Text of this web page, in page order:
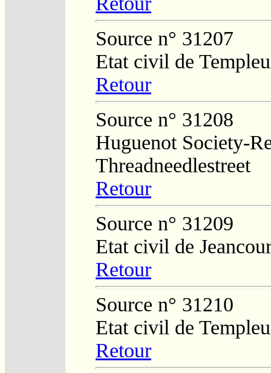
Source n° 31207
Etat civil de
Retour
Source n° 31208
Huguenot Society-
Threadneedlestreet
Retour
Source n° 31209
Etat civil de
Retour
Source n° 31210
Etat civil de
Retour